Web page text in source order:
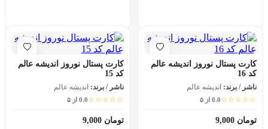
کارت پستال نوروز اندیشه عالم
کد 16
ناشر / برند: اندیشه عالم
☆☆☆☆☆0.0 از ۵
تومان 9,000
کارت پستال نوروز اندیشه عالم
کد 15
ناشر / برند: اندیشه عالم
☆☆☆☆☆0.0 از ۵
تومان 9,000